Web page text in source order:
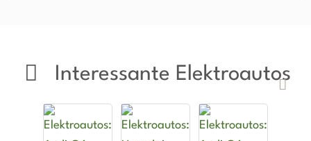
Interessante Elektroautos